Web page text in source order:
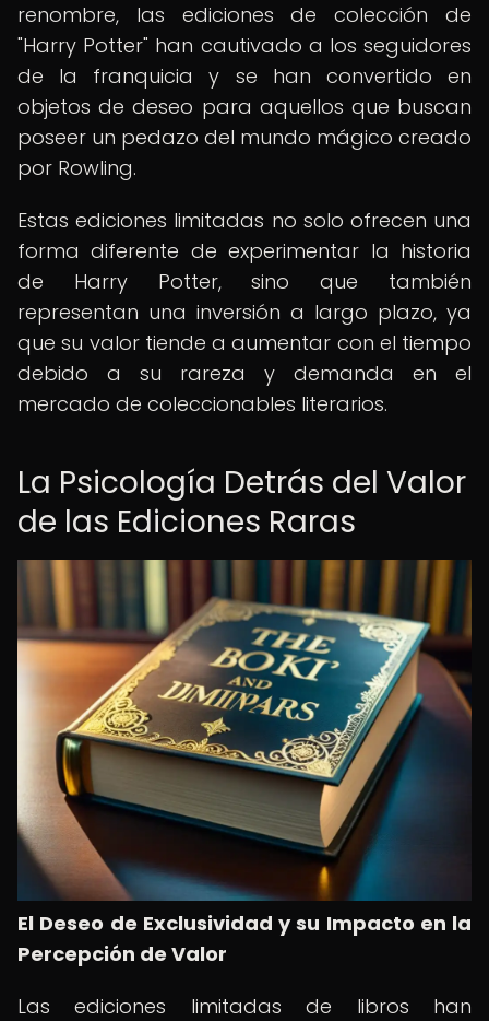
renombre, las ediciones de colección de
"Harry Potter" han cautivado a los seguidores
de la franquicia y se han convertido en
objetos de deseo para aquellos que buscan
poseer un pedazo del mundo mágico creado
por Rowling.
Estas ediciones limitadas no solo ofrecen una
forma diferente de experimentar la historia
de Harry Potter, sino que también
representan una inversión a largo plazo, ya
que su valor tiende a aumentar con el tiempo
debido a su rareza y demanda en el
mercado de coleccionables literarios.
La Psicología Detrás del Valor
de las Ediciones Raras
El Deseo de Exclusividad y su Impacto en la
Percepción de Valor
Las ediciones limitadas de libros han